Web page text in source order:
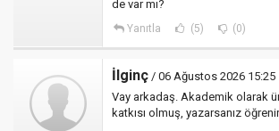
de var mı?
Yanıtla (5) (0)
İlginç / 06 Ağustos 2026 15:25
Vay arkadaş. Akademik olarak
katkısı olmuş, yazarsanız